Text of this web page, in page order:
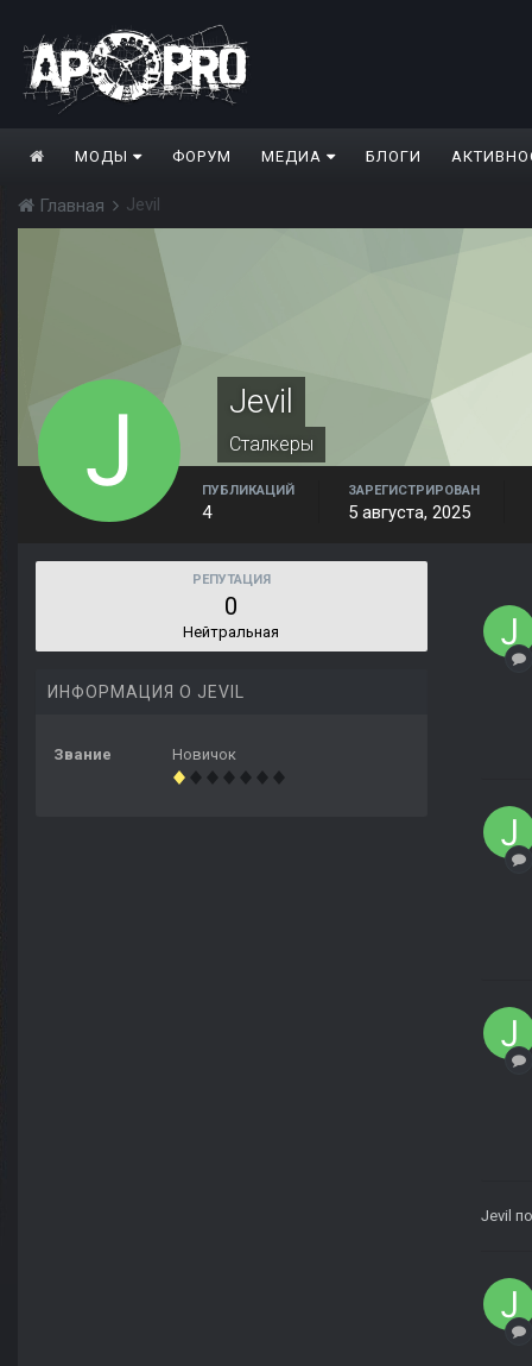
МОДЫ ФОРУМ МЕДИА БЛОГИ
Главная Jevil
Jevil
Сталкеры
ПУБЛИКАЦИЙ
4
ЗАРЕГИСТРИРОВАН
5 августа, 2025
РЕПУТАЦИЯ
0
Нейтральная
ИНФОРМАЦИЯ О JEVIL
Звание Новичок
Jevil